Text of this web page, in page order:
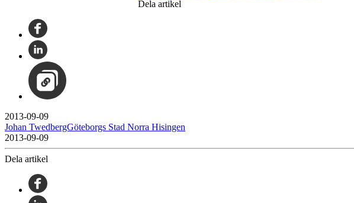
Dela artikel
2013-09-09
Johan TwedbergGöteborgs Stad Norra Hisingen
2013-09-09
Dela artikel